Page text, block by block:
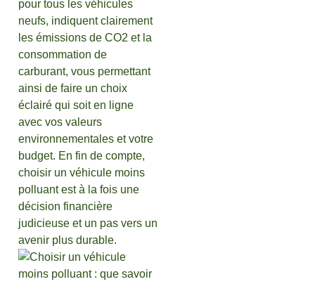
pour tous les véhicules
neufs, indiquent clairement
les émissions de CO2 et la
consommation de
carburant, vous permettant
ainsi de faire un choix
éclairé qui soit en ligne
avec vos valeurs
environnementales et votre
budget. En fin de compte,
choisir un véhicule moins
polluant est à la fois une
décision financière
judicieuse et un pas vers un
avenir plus durable.